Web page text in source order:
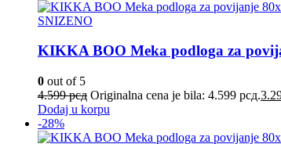
SNIZENO
KIKKA BOO Meka podloga za
0 out of 5
4.599рсд Originalna cena je bila: 4.599 рсд.
Dodaj u korpu
-28%